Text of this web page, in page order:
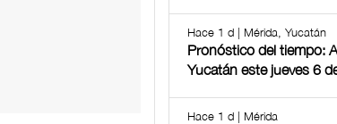
Hace 1 d | Mérida, Yucatán
Pronóstico del tiempo:
Yucatán este jueves 6
Hace 1 d | Mérida